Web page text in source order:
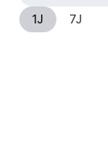
1J 7J